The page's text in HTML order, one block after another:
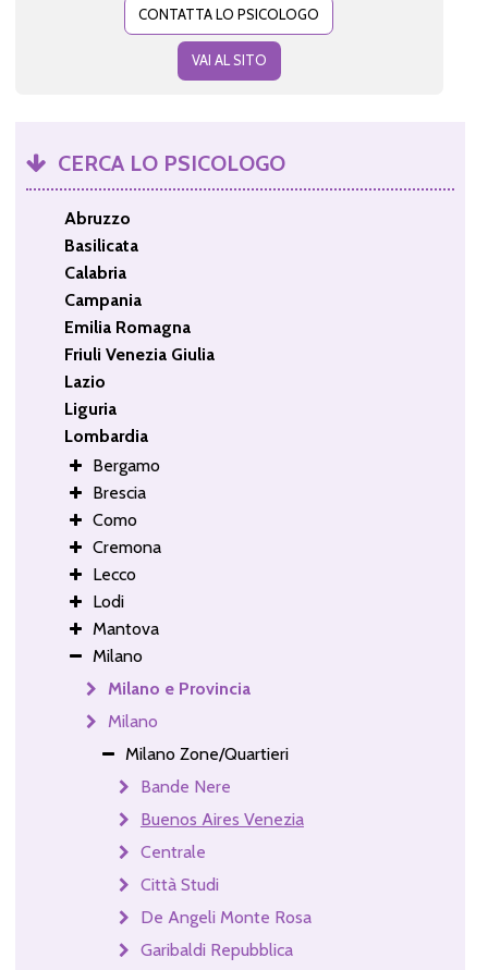
CONTATTA LO PSICOLOGO
VAI AL SITO
CERCA LO PSICOLOGO
Abruzzo
Basilicata
Calabria
Campania
Emilia Romagna
Friuli Venezia Giulia
Lazio
Liguria
Lombardia
Bergamo
Brescia
Como
Cremona
Lecco
Lodi
Mantova
Milano
Milano e Provincia
Milano
Milano Zone/Quartieri
Bande Nere
Buenos Aires Venezia
Centrale
Città Studi
De Angeli Monte Rosa
Garibaldi Repubblica